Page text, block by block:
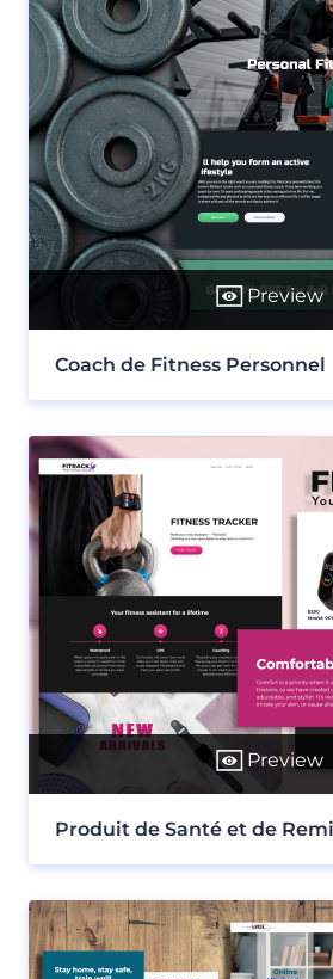
Preview
Coach de Fitness Personnel
Preview
Produit de Santé et de